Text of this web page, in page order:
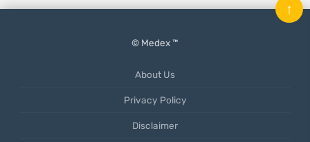
© Medex ™
About Us
Privacy Policy
Disclaimer
↑